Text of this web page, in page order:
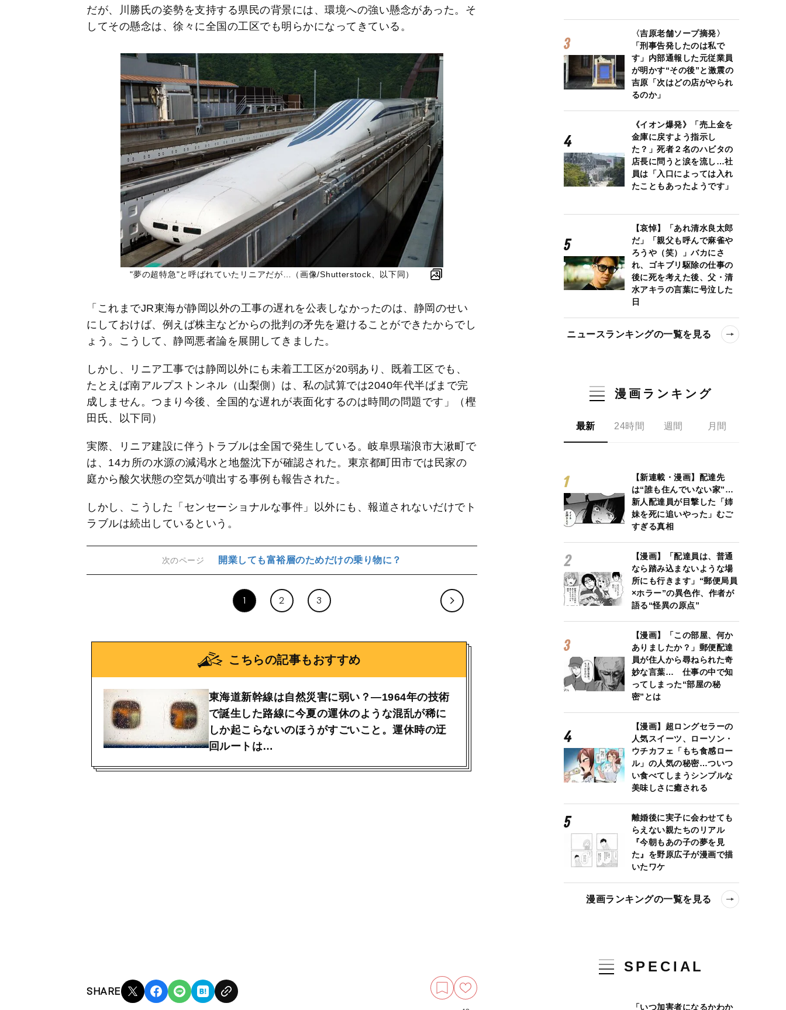
だが、川勝氏の姿勢を支持する県民の背景には、環境への強い懸念があった。そ
してその懸念は、徐々に全国の工区でも明らかになってきている。
"夢の超特急"と呼ばれていたリニアだが…（画像/Shutterstock、以下同）
「これまでJR東海が静岡以外の工事の遅れを公表しなかったのは、静岡のせい
にしておけば、例えば株主などからの批判の矛先を避けることができたからでし
ょう。こうして、静岡悪者論を展開してきました。
しかし、リニア工事では静岡以外にも未着工工区が20弱あり、既着工区でも、
たとえば南アルプストンネル（山梨側）は、私の試算では2040年代半ばまで完
成しません。つまり今後、全国的な遅れが表面化するのは時間の問題です」（樫
田氏、以下同）
実際、リニア建設に伴うトラブルは全国で発生している。岐阜県瑞浪市大湫町で
は、14カ所の水源の減渇水と地盤沈下が確認された。東京都町田市では民家の
庭から酸欠状態の空気が噴出する事例も報告された。
しかし、こうした「センセーショナルな事件」以外にも、報道されないだけでト
ラブルは続出しているという。
次のページ 開業しても富裕層のためだけの乗り物に？
1 2 3
こちらの記事もおすすめ
東海道新幹線は自然災害に弱い？―1964年の技術
で誕生した路線に今夏の運休のような混乱が稀に
しか起こらないのほうがすごいこと。運休時の迂
回ルートは…
SHARE
〈吉原老舗ソープ摘発〉
「刑事告発したのは私で
す」内部通報した元従業員
が明かす“その後”と激震の
吉原「次はどの店がやられ
るのか」
《イオン爆発》「売上金を
金庫に戻すよう指示し
た？」死者２名のハビタの
店長に問うと涙を流し…社
員は「入口によっては入れ
たこともあったようです」
【哀悼】「あれ清水良太郎
だ」「親父も呼んで麻雀や
ろうや（笑）」バカにさ
れ、ゴキブリ駆除の仕事の
後に死を考えた後、父・清
水アキラの言葉に号泣した
日
ニュースランキングの一覧を見る
漫画ランキング
最新 24時間 週間 月間
【新連載・漫画】配達先
は“誰も住んでいない家”…
新人配達員が目撃した「姉
妹を死に追いやった」むご
すぎる真相
【漫画】「配達員は、普通
なら踏み込まないような場
所にも行きます」“郵便局員
×ホラー”の異色作、作者が
語る“怪異の原点”
【漫画】「この部屋、何か
ありましたか？」郵便配達
員が住人から尋ねられた奇
妙な言葉… 仕事の中で知
ってしまった“部屋の秘
密”とは
【漫画】超ロングセラーの
人気スイーツ、ローソン・
ウチカフェ「もち食感ロー
ル」の人気の秘密…ついつ
い食べてしまうシンプルな
美味しさに癒される
離婚後に実子に会わせても
らえない親たちのリアル
『今朝もあの子の夢を見
た』を野原広子が漫画で描
いたワケ
漫画ランキングの一覧を見る
SPECIAL
「いつ加害者になるかわか